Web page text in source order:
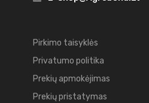
Pirkimo taisyklės
Privatumo politika
Prekių apmokėjimas
Prekių pristatymas